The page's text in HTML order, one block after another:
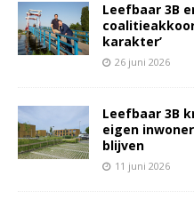
Leefbaar 3B
karakter’
26 juni 2026
Leefbaar 3B
eigen
blijven
11 juni 2026